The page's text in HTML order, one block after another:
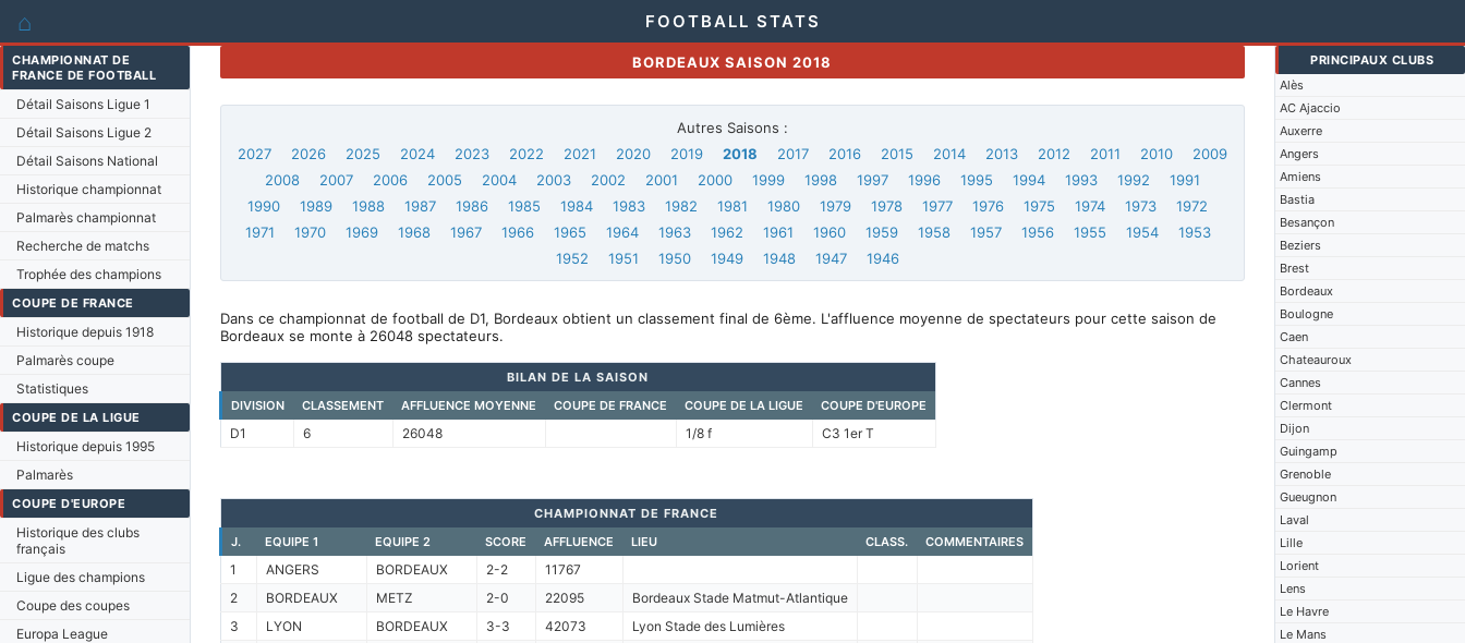
⌂ FOOTBALL STATS
CHAMPIONNAT DE
FRANCE DE FOOTBALL
Détail Saisons Ligue 1
Détail Saisons Ligue 2
Détail Saisons National
Historique championnat
Palmarès championnat
Recherche de matchs
Trophée des champions
COUPE DE FRANCE
Historique depuis 1918
Palmarès coupe
Statistiques
COUPE DE LA LIGUE
Historique depuis 1995
Palmarès
COUPE D'EUROPE
Historique des clubs
français
Ligue des champions
Coupe des coupes
Europa League
PRINCIPAUX CLUBS
Alès
AC Ajaccio
Auxerre
Angers
Amiens
Bastia
Besançon
Beziers
Brest
Bordeaux
Boulogne
Caen
Chateauroux
Cannes
Clermont
Dijon
Guingamp
Grenoble
Gueugnon
Laval
Lille
Lorient
Lens
Le Havre
Le Mans
BORDEAUX SAISON 2018
Autres Saisons :
2027
2026 2025 2024 2023 2022 2021 2020 2019 2018 2017 2016 2015 2014 2013 2012 2011 2010
2009
2008
2007 2006 2005 2004 2003 2002 2001 2000 1999 1998 1997 1996 1995 1994 1993 1992
1991
1990
1989 1988 1987 1986 1985 1984 1983 1982 1981 1980 1979 1978 1977 1976 1975 1974 1973
1972
1971
1970 1969 1968 1967 1966 1965 1964 1963 1962 1961 1960 1959 1958 1957 1956 1955 1954
1953
1952
1951 1950 1949 1948 1947 1946
Dans ce championnat de football de D1, Bordeaux obtient un classement final de 6ème. L'affluence moyenne de spectateurs pour cette saison de
Bordeaux se monte à 26048 spectateurs.
BILAN DE LA SAISON
DIVISION
CLASSEMENT AFFLUENCE MOYENNE COUPE DE FRANCE COUPE DE LA LIGUE COUPE D'EUROPE
D1 6 26048 1/8 f C3 1er T
CHAMPIONNAT DE FRANCE
J.
EQUIPE 1 EQUIPE 2 SCORE AFFLUENCE LIEU CLASS. COMMENTAIRES
1 ANGERS BORDEAUX 2-2
11767
2
BORDEAUX METZ 2-0 22095
Bordeaux Stade Matmut-Atlantique
3
LYON BORDEAUX 3-3 42073
Lyon Stade des Lumières